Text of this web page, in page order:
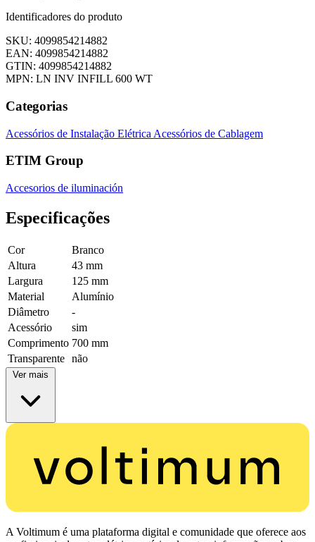
Identificadores do produto
SKU: 4099854214882
EAN: 4099854214882
GTIN: 4099854214882
MPN: LN INV INFILL 600 WT
Categorias
Acessórios de Instalação Elétrica Acessórios de Cablagem
ETIM Group
Accesorios de iluminación
Especificações
Cor
Branco
Altura
43 mm
Largura
125 mm
Material
Alumínio
Diâmetro
-
Acessório
sim
Comprimento 700 mm
Transparente não
Ver mais
A Voltimum é uma plataforma digital e comunidade que oferece aos